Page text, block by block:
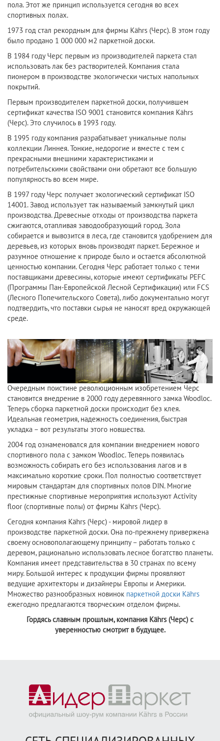
пола. Этот же принцип используется сегодня во всех
спортивных полах.
1973 год стал рекордным для фирмы Kährs (Черс). В этом году
было продано 1 000 000 м2 паркетной доски.
В 1984 году Черс первым из производителей паркета стал
использовать лак без растворителей. Компания стала
пионером в производстве экологически чистых напольных
покрытий.
Первым производителем паркетной доски, получившем
сертификат качества ISO 9001 становится компания Kährs
(Черс). Это случилось в 1993 году.
В 1995 году компания разрабатывает уникальные полы
коллекции Линнея. Тонкие, недорогие и вместе с тем с
прекрасными внешними характеристиками и
потребительскими свойствами они обретают все большую
популярность во всем мире.
В 1997 году Черс получает экологический сертификат ISO
14001. Завод использует так называемый замкнутый цикл
производства. Древесные отходы от производства паркета
сжигаются, отапливая заводообразующий город. Зола
собирается и вывозится в леса, где становится удобрением для
деревьев, из которых вновь производят паркет. Бережное и
разумное отношение к природе было и остается абсолютной
ценностью компании. Сегодня Черс работает только с теми
поставщиками древесины, которые имеют сертификаты PEFC
(Программы Пан-Европейской Лесной Сертификации) или FCS
(Лесного Попечительского Совета), либо документально могут
подтвердить, что поставки сырья не наносят вред окружающей
среде.
Очередным поистине революционным изобретением Черс
становится внедрение в 2000 году деревянного замка Woodloc.
Теперь сборка паркетной доски происходит без клея.
Идеальная геометрия, надежность соединения, быстрая
укладка – вот результаты этого новшества.
2004 год ознаменовался для компании внедрением нового
спортивного пола с замком Woodloc. Теперь появилась
возможность собирать его без использования лагов и в
максимально короткие сроки. Пол полностью соответствует
мировым стандартам для спортивных полов DIN. Многие
престижные спортивные мероприятия используют Activity
floor (спортивные полы) от фирмы Kährs (Черс).
Сегодня компания Kährs (Черс) - мировой лидер в
производстве паркетной доски. Она по-прежнему привержена
своему основополагающему принципу – работать только с
деревом, рационально использовать лесное богатство планеты.
Компания имеет представительства в 30 странах по всему
миру. Большой интерес к продукции фирмы проявляют
ведущие архитекторы и дизайнеры Европы и Америки.
Множество разнообразных новинок паркетной доски Kährs
ежегодно предлагаются творческим отделом фирмы.
Гордясь славным прошлым, компания Kährs (Черс) с
уверенностью смотрит в будущее.